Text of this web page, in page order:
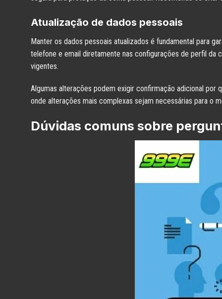
Atualização de dados pessoais
Manter os dados pessoais atualizados é fundamental para
telefone e email diretamente nas configurações de perfil da
vigentes.
Algumas alterações podem exigir confirmação adicional por
onde alterações mais complexas sejam necessárias para o
Dúvidas comuns sobre